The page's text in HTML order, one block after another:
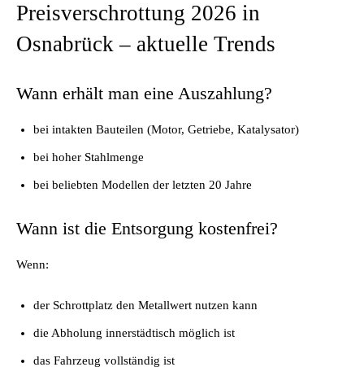
Preisverschrottung 2026 in
Osnabrück – aktuelle Trends
Wann erhält man eine Auszahlung?
bei intakten Bauteilen (Motor, Getriebe, Katalysator)
bei hoher Stahlmenge
bei beliebten Modellen der letzten 20 Jahre
Wann ist die Entsorgung kostenfrei?
Wenn:
der Schrottplatz den Metallwert nutzen kann
die Abholung innerstädtisch möglich ist
das Fahrzeug vollständig ist